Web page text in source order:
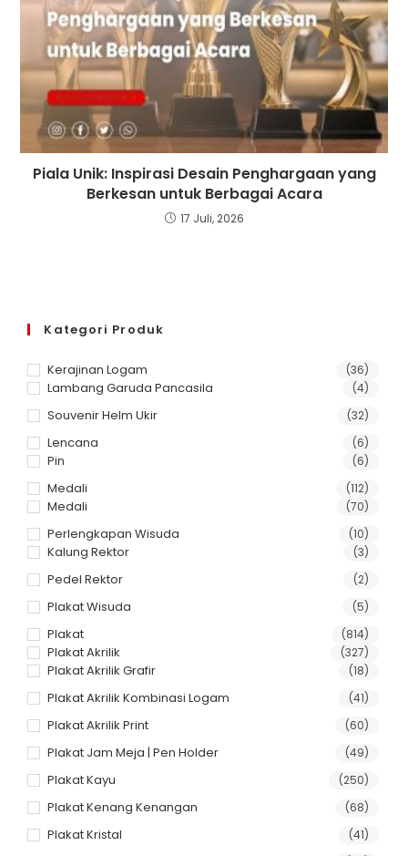
Piala Unik: Inspirasi Desain Penghargaan yang
Berkesan untuk Berbagai Acara
17 Juli, 2026
Kategori Produk
Kerajinan Logam (36)
Lambang Garuda Pancasila (4)
Souvenir Helm Ukir (32)
Lencana (6)
Pin (6)
Medali (112)
Medali (70)
Perlengkapan Wisuda (10)
Kalung Rektor (3)
Pedel Rektor (2)
Plakat Wisuda (5)
Plakat (814)
Plakat Akrilik (327)
Plakat Akrilik Grafir (18)
Plakat Akrilik Kombinasi Logam (41)
Plakat Akrilik Print (60)
Plakat Jam Meja | Pen Holder (49)
Plakat Kayu (250)
Plakat Kenang Kenangan (68)
Plakat Kristal (41)